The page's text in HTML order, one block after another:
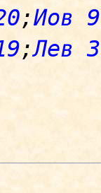
;Иов 9
;Лев 3